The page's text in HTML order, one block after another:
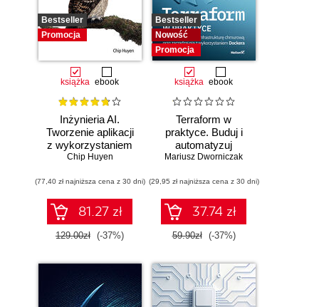
Bestseller
Promocja
książka ebook
Inżynieria AI.
Tworzenie aplikacji
z wykorzystaniem
modeli bazowych
Chip Huyen
(77,40 zł najniższa cena z 30 dni)
81.27 zł
129.00zł (-37%)
Bestseller
Nowość
Promocja
książka ebook
Terraform w
praktyce. Buduj i
automatyzuj
infrastrukturę
zarządzaj nią z
wykorzystaniem
Dockera
Mariusz Dworniczak
(29,95 zł najniższa cena z 30 dni)
37.74 zł
59.90zł (-37%)